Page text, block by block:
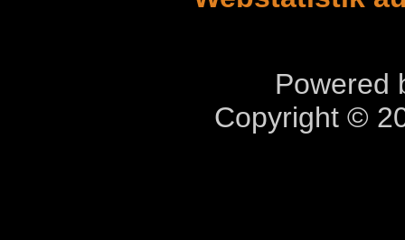
Powered
Copyright ©